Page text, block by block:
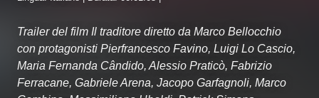
Trailer del film Il traditore diretto da Marco Bellocchio
con protagonisti Pierfrancesco Favino, Luigi Lo Cascio,
Maria Fernanda Cândido, Alessio Praticò, Fabrizio
Ferracane, Gabriele Arena, Jacopo Garfagnoli, Marco